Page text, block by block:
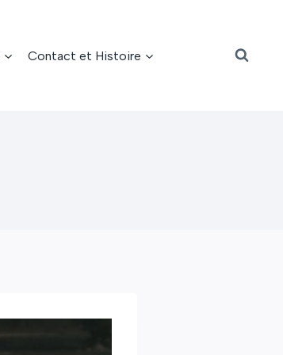
Contact et Histoire